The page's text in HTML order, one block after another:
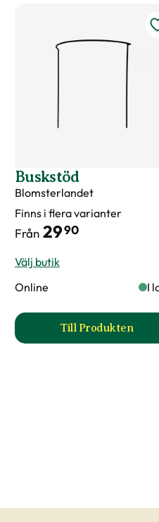
trä produktsida
Buskstöd
Blomsterlandet
Finns i flera varianter
Från 2990
Välj butik
Online
I
Till Produkten
till Buskstöd